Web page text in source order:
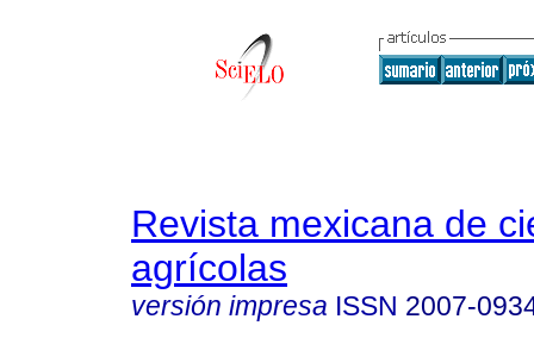
Revista mexicana de
agrícolas
versión impresa ISSN 2007-